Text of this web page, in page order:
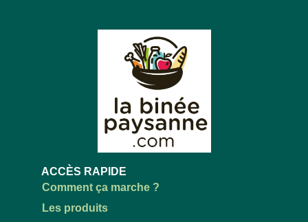
ACCÈS RAPIDE
Comment ça marche ?
Les produits